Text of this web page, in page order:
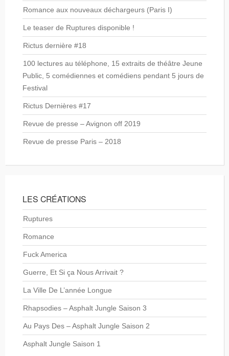
Romance aux nouveaux déchargeurs (Paris I)
Le teaser de Ruptures disponible !
Rictus dernière #18
100 lectures au téléphone, 15 extraits de théâtre Jeune
Public, 5 comédiennes et comédiens pendant 5 jours de
Festival
Rictus Dernières #17
Revue de presse – Avignon off 2019
Revue de presse Paris – 2018
LES CRÉATIONS
Ruptures
Romance
Fuck America
Guerre, Et Si ça Nous Arrivait ?
La Ville De L’année Longue
Rhapsodies – Asphalt Jungle Saison 3
Au Pays Des – Asphalt Jungle Saison 2
Asphalt Jungle Saison 1